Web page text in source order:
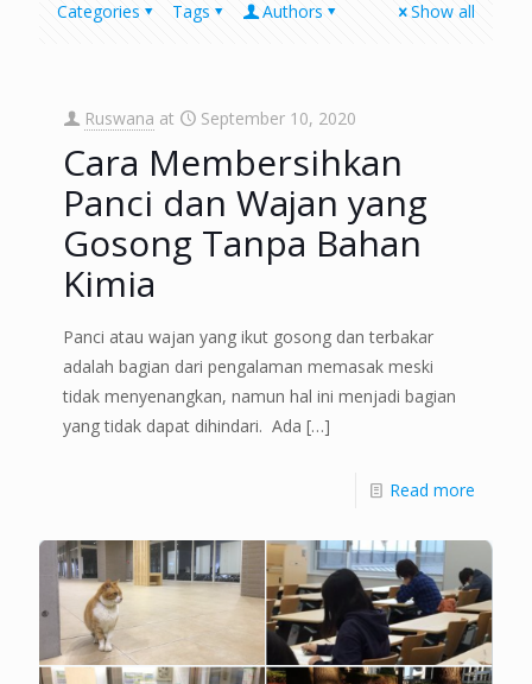
Categories Tags Authors Show all
Ruswana at September 10, 2020
Cara Membersihkan
Panci dan Wajan yang
Gosong Tanpa Bahan
Kimia
Panci atau wajan yang ikut gosong dan terbakar
adalah bagian dari pengalaman memasak meski
tidak menyenangkan, namun hal ini menjadi bagian
yang tidak dapat dihindari. Ada […]
Read more